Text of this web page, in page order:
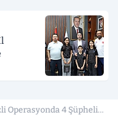
Operasyonda 4 Şüpheli